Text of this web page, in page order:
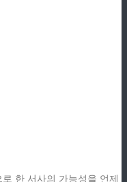
한 서사의 가능성을 언제